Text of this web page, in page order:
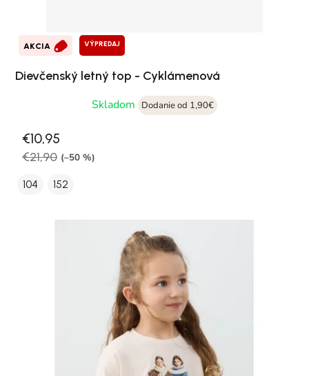
AKCIA VÝPREDAJ
Dievčenský letný top - Cyklámenová
Skladom
Dodanie od 1,90€
€10,95
€21,90 (–50 %)
104 152